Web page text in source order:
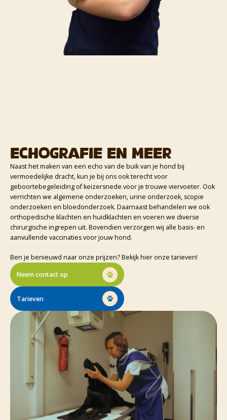
Echografie en meer
Naast het maken van een echo van de buik van je hond bij
vermoedelijke dracht, kun je bij ons ook terecht voor
geboortebegeleiding of keizersnede voor je trouwe viervoeter. Ook
verrichten we algemene onderzoeken, urine onderzoek, scopie
onderzoeken en bloedonderzoek. Daarnaast behandelen we ook
orthopedische klachten en huidklachten en voeren we diverse
chirurgische ingrepen uit. Bovendien verzorgen wij alle basis- en
aanvullende vaccinaties voor jouw hond.
Ben je benieuwd naar onze prijzen? Bekijk hier onze tarieven!
Neem contact op
Tarieven